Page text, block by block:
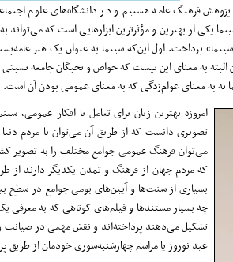
فرهنگ عامه هستیم و در دانشگاه‌های علوم
از بهترین و مؤثرترین ابزارهایی است که می‌تواند به
پرداخت. اول این‌که سینما به عنوان یک هنر
به معنای این نیست که خواص و نخبگان جامعه نسبتی
نه به معنای عوام‌زدگی که به معنای عمومی بودن آن است.
امروزه بهترین زبان برای تعامل با افکار عمومی،
تصویری دانست که از طریق آن می‌توان با مردم
می‌توان فرهنگ عمومی جوامع مختلف را به تصویر
که مردم جهان از فرهنگ و تمدن یکدیگر دارند از
بسیاری از سنت‌ها و آیین‌های بومی جوامع در سطح
چه بسیار مستندها و فیلم‌های کوتاهی که به معرفی
تشکیل می‌دهند پرداخته‌اند و نقش مهمی در صیانت
عید نوروز یا مراسم چهارشنبه‌سوری خودمان از